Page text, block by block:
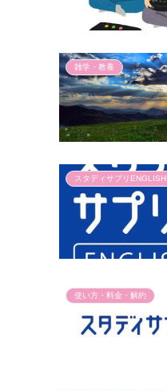
雑学・教養
スタディサプリENGLISH
使い方・料金・解約